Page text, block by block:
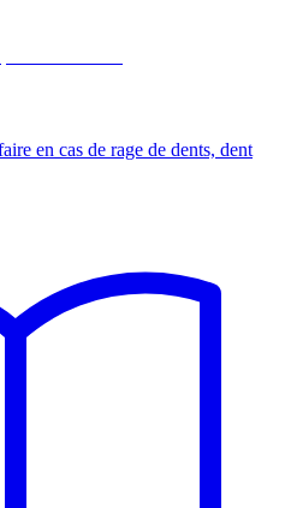
en cas de rage de dents, dent